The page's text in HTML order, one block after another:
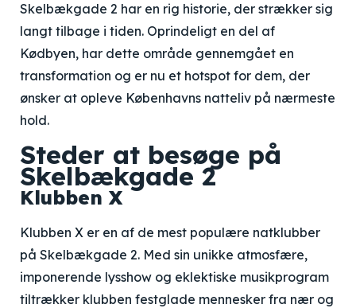
Skelbækgade 2 har en rig historie, der strækker sig
langt tilbage i tiden. Oprindeligt en del af
Kødbyen, har dette område gennemgået en
transformation og er nu et hotspot for dem, der
ønsker at opleve Københavns natteliv på nærmeste
hold.
Steder at besøge på
Skelbækgade 2
Klubben X
Klubben X er en af de mest populære natklubber
på Skelbækgade 2. Med sin unikke atmosfære,
imponerende lysshow og eklektiske musikprogram
tiltrækker klubben festglade mennesker fra nær og